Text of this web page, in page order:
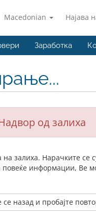
Macedonian Најава
Заработка
од залиха
залиха. Нарачките се
повеќе информации, Ве
назад и пробајте